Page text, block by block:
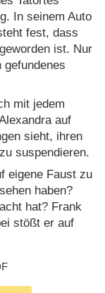
In seinem Auto
fest, dass
ist. Nur
gefundenes
mit jedem
auf
sieht, ihren
suspendieren.
eigene Faust zu
haben?
hat? Frank
stößt er auf